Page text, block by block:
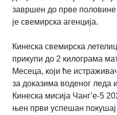
завршен до прве
је свемирска агенција.
Кинеска свемирска
прикупи до 2 килограма
Месеца, који ће
за доказима воденог леда
Кинеска мисија Чанг’е-5
њен први успешан покушај